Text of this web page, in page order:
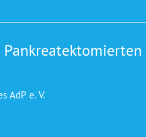
AdP e. V.